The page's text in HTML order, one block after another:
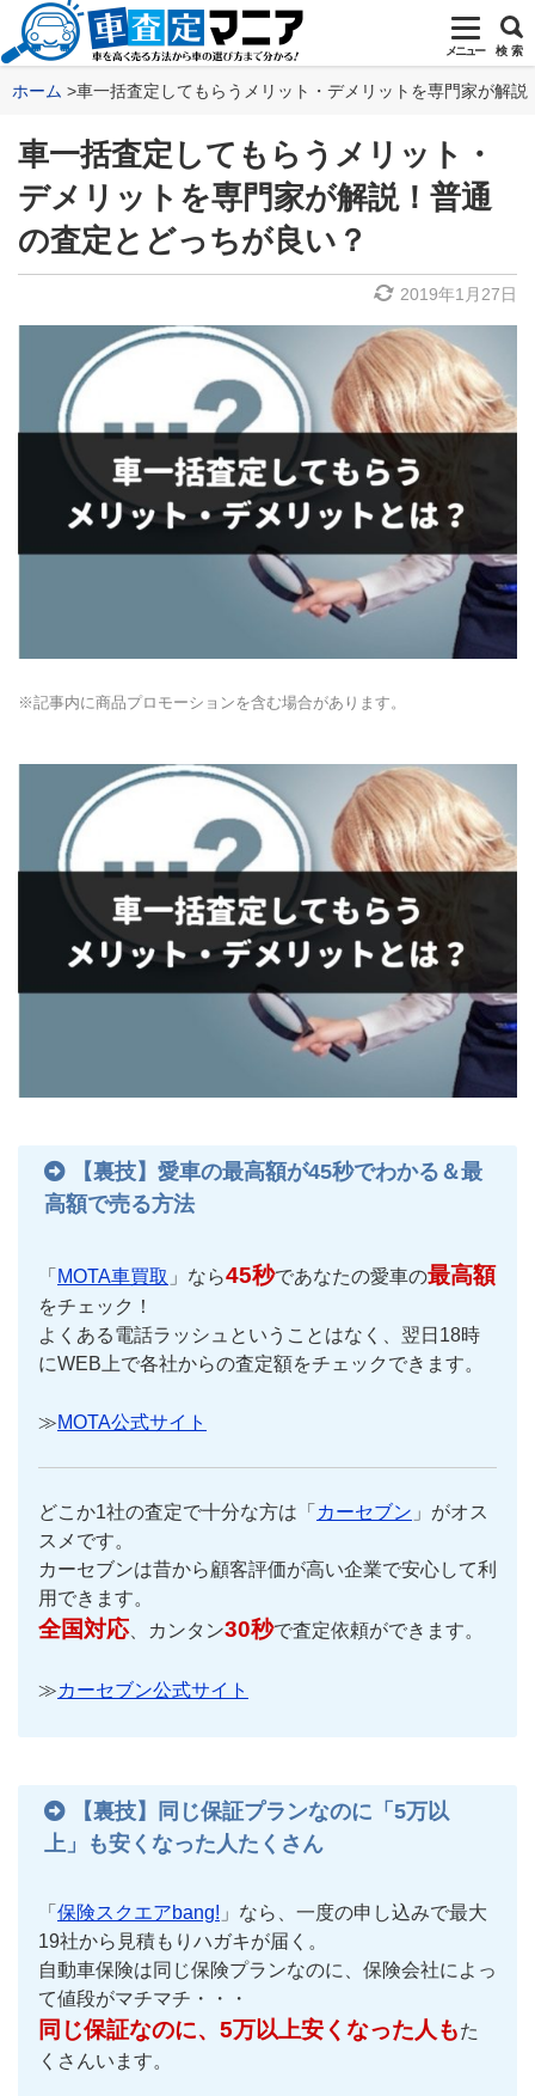
メニュー 検 索
ホーム 車一括査定してもらうメリット・デメリットを専門家が解
車一括査定してもらうメリット・
デメリットを専門家が解説！普通
の査定とどっちが良い？
2019年1月27日
※記事内に商品プロモーションを含む場合があります。
【裏技】愛車の最高額が45秒でわかる＆最
高額で売る方法
「 MOTA車買取 」なら45秒であなたの愛車の最高額
をチェック！
よくある電話ラッシュということはなく、翌日18時
にWEB上で各社からの査定額をチェックできます。
≫MOTA公式サイト
どこか1社の査定で十分な方は「 カーセブン 」がオス
スメです。
カーセブンは昔から顧客評価が高い企業で安心して利
用できます。
全国対応、カンタン30秒で査定依頼ができます。
≫カーセブン公式サイト
【裏技】同じ保証プランなのに「5万以
上」も安くなった人たくさん
「 保険スクエアbang! 」なら、一度の申し込みで最大
19社から見積もりハガキが届く。
自動車保険は同じ保険プランなのに、保険会社によっ
て値段がマチマチ・・・
同じ保証なのに、5万以上安くなった人もた
くさんいます。